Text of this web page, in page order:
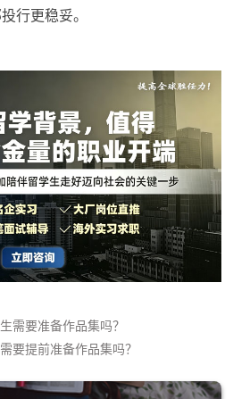
行更稳妥。
需要准备作品集吗？
要提前准备作品集吗？